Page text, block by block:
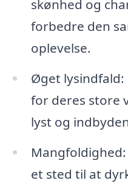
skønhed og
forbedre den
oplevelse.
Øget
for deres store
lyst og
et sted til at